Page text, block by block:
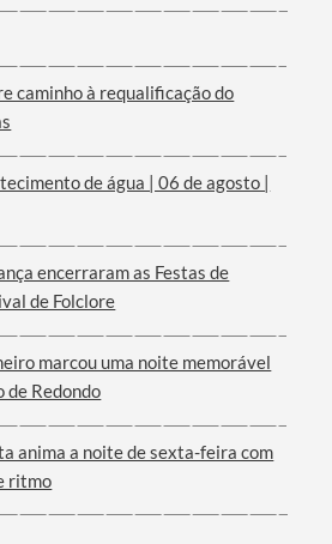
caminho à requalificação do
de água | 06 de agosto |
encerraram as Festas de
de Folclore
marcou uma noite memorável
de Redondo
anima a noite de sexta-feira com
ritmo